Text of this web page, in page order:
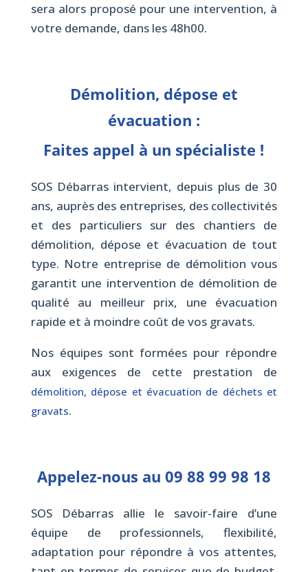
sera alors proposé pour une intervention, à
votre demande, dans les 48h00.
Démolition, dépose et
évacuation :
Faites appel à un spécialiste !
SOS Débarras intervient, depuis plus de 30
ans, auprès des entreprises, des collectivités
et des particuliers sur des chantiers de
démolition, dépose et évacuation de tout
type. Notre entreprise de démolition vous
garantit une intervention de démolition de
qualité au meilleur prix, une évacuation
rapide et à moindre coût de vos gravats.
Nos équipes sont formées pour répondre
aux exigences de cette prestation de
démolition, dépose et évacuation de déchets et
gravats.
Appelez-nous au 09 88 99 98 18
SOS Débarras allie le savoir-faire d’une
équipe de professionnels, flexibilité,
adaptation pour répondre à vos attentes,